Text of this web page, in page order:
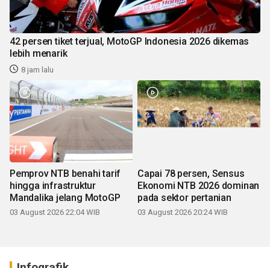
42 persen tiket terjual, MotoGP Indonesia 2026 dikemas
lebih menarik
8 jam lalu
Pemprov NTB benahi tarif
hingga infrastruktur
Mandalika jelang MotoGP
03 August 2026 22:04 WIB
Capai 78 persen, Sensus
Ekonomi NTB 2026 dominan
pada sektor pertanian
03 August 2026 20:24 WIB